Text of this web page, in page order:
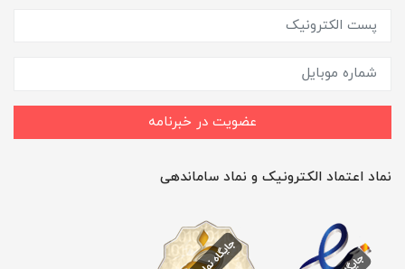
عضویت در خبرنامه
نماد اعتماد الکترونیک و نماد ساماندهی